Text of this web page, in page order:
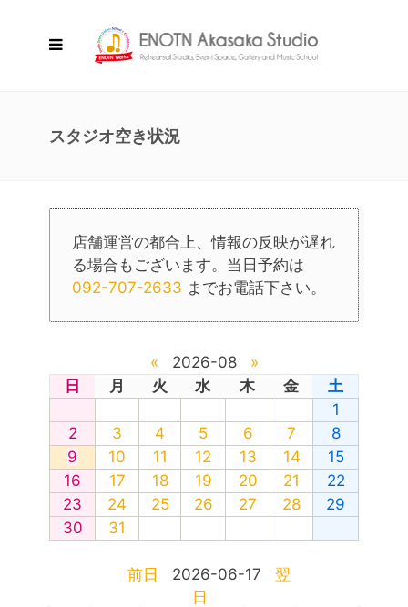
スタジオ空き状況
店舗運営の都合上、情報の反映が遅れ
る場合もございます。当日予約は
092-707-2633 までお電話下さい。
« 2026-08
»
日
月 火 水 木 金
土
1
2
3 4 5 6 7
8
9
10 11 12 13 14
15
16
17 18 19 20 21
22
23
24 25 26 27 28
29
30
31
前日 2026-06-17
翌
日